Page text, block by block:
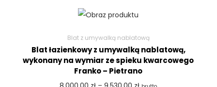
Blat z umywalką nablatową
Blat łazienkowy z umywalką nablatową,
wykonany na wymiar ze spieku kwarcowego
Franko – Pietrano